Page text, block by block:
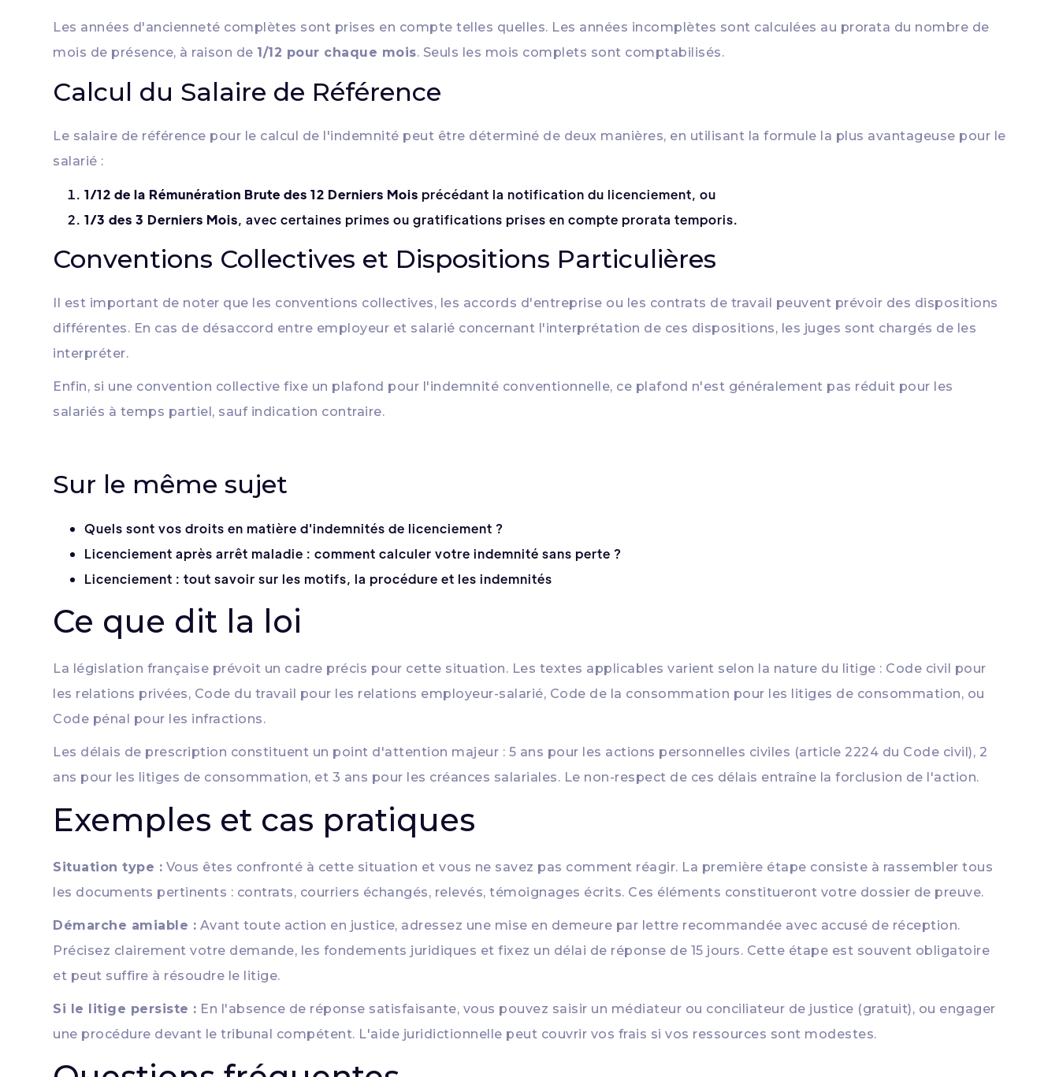
Les années d'ancienneté complètes sont prises en compte telles quelles. Les années incomplètes sont calculées au prorata du nombre de
mois de présence, à raison de 1/12 pour chaque mois. Seuls les mois complets sont comptabilisés.
Calcul du Salaire de Référence
Le salaire de référence pour le calcul de l'indemnité peut être déterminé de deux manières, en utilisant la formule la plus avantageuse pour le
salarié :
1/12 de la Rémunération Brute des 12 Derniers Mois précédant la notification du licenciement, ou
1/3 des 3 Derniers Mois, avec certaines primes ou gratifications prises en compte prorata temporis.
Conventions Collectives et Dispositions Particulières
Il est important de noter que les conventions collectives, les accords d'entreprise ou les contrats de travail peuvent prévoir des dispositions
différentes. En cas de désaccord entre employeur et salarié concernant l'interprétation de ces dispositions, les juges sont chargés de les
interpréter.
Enfin, si une convention collective fixe un plafond pour l'indemnité conventionnelle, ce plafond n'est généralement pas réduit pour les
salariés à temps partiel, sauf indication contraire.
Sur le même sujet
Quels sont vos droits en matière d'indemnités de licenciement ?
Licenciement après arrêt maladie : comment calculer votre indemnité sans perte ?
Licenciement : tout savoir sur les motifs, la procédure et les indemnités
Ce que dit la loi
La législation française prévoit un cadre précis pour cette situation. Les textes applicables varient selon la nature du litige : Code civil pour
les relations privées, Code du travail pour les relations employeur-salarié, Code de la consommation pour les litiges de consommation, ou
Code pénal pour les infractions.
Les délais de prescription constituent un point d'attention majeur : 5 ans pour les actions personnelles civiles (article 2224 du Code civil), 2
ans pour les litiges de consommation, et 3 ans pour les créances salariales. Le non-respect de ces délais entraîne la forclusion de l'action.
Exemples et cas pratiques
Situation type : Vous êtes confronté à cette situation et vous ne savez pas comment réagir. La première étape consiste à rassembler tous
les documents pertinents : contrats, courriers échangés, relevés, témoignages écrits. Ces éléments constitueront votre dossier de preuve.
Démarche amiable : Avant toute action en justice, adressez une mise en demeure par lettre recommandée avec accusé de réception.
Précisez clairement votre demande, les fondements juridiques et fixez un délai de réponse de 15 jours. Cette étape est souvent obligatoire
et peut suffire à résoudre le litige.
Si le litige persiste : En l'absence de réponse satisfaisante, vous pouvez saisir un médiateur ou conciliateur de justice (gratuit), ou engager
une procédure devant le tribunal compétent. L'aide juridictionnelle peut couvrir vos frais si vos ressources sont modestes.